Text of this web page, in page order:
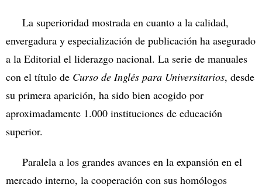
La superioridad mostrada en cuanto a la calidad,
envergadura y especialización de publicación ha asegurado
a la Editorial el liderazgo nacional. La serie de manuales
con el título de Curso de Inglés para Universitarios, desde
su primera aparición, ha sido bien acogido por
aproximadamente 1.000 instituciones de educación
superior.
Paralela a los grandes avances en la expansión en el
mercado interno, la cooperación con sus homólogos